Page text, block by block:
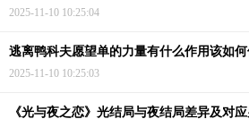
2025-11-10 10:25:04
逃离鸭科夫愿望单的力量有什么作用该如何
2025-11-10 10:25:03
《光与夜之恋》光结局与夜结局差异及对